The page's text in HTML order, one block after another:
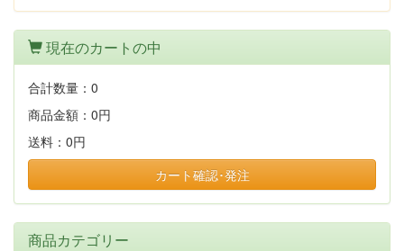
現在のカートの中
合計数量： 0
商品金額： 0円
送料： 0円
カート確認･発注
商品カテゴリー